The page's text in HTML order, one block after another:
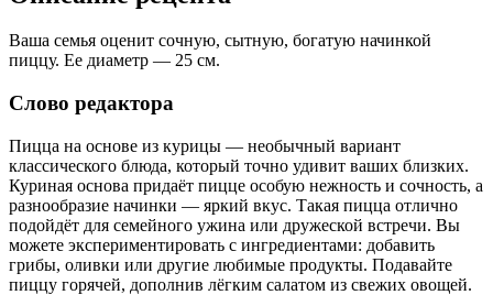
Ваша семья оценит сочную, сытную, богатую начинкой
пиццу. Ее диаметр — 25 см.
Слово редактора
Пицца на основе из курицы — необычный вариант
классического блюда, который точно удивит ваших близких.
Куриная основа придаёт пицце особую нежность и сочность, а
разнообразие начинки — яркий вкус. Такая пицца отлично
подойдёт для семейного ужина или дружеской встречи. Вы
можете экспериментировать с ингредиентами: добавить
грибы, оливки или другие любимые продукты. Подавайте
пиццу горячей, дополнив лёгким салатом из свежих овощей.